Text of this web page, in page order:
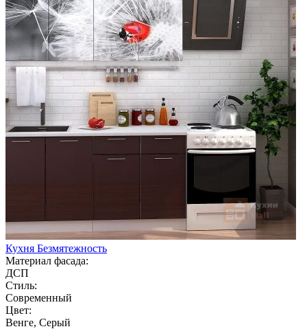
Кухня Безмятежность
Материал фасада:
ДСП
Стиль:
Современный
Цвет:
Венге, Серый